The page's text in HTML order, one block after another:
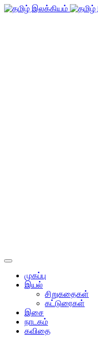
முகப்பு
இயல்
சிறுகதைகள்
கட்டுரைகள்
இசை
நாடகம்
கவிதை